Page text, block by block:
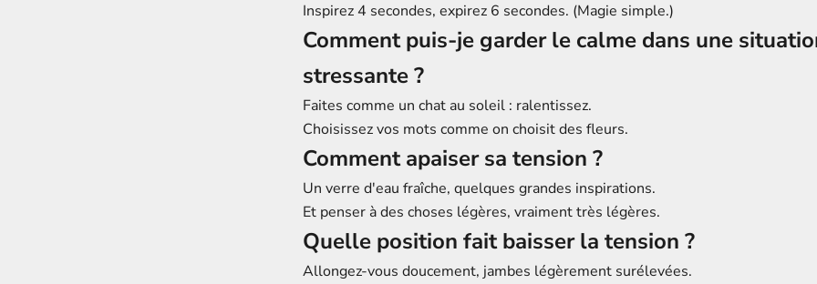
Inspirez 4 secondes, expirez 6 secondes. (Magie simple.)
Comment puis-je garder le calme dans une
stressante ?
Faites comme un chat au soleil : ralentissez.
Choisissez vos mots comme on choisit des fleurs.
Comment apaiser sa tension ?
Un verre d'eau fraîche, quelques grandes inspirations.
Et penser à des choses légères, vraiment très légères.
Quelle position fait baisser la tension ?
Allongez-vous doucement, jambes légèrement surélevées.